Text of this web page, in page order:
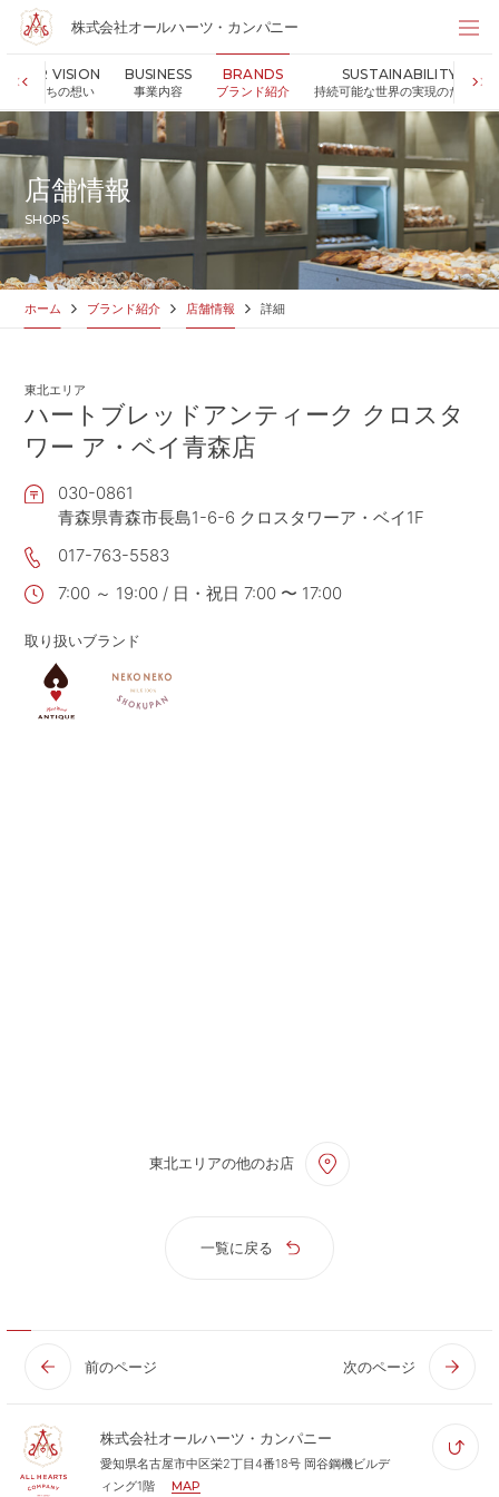
株式会社オールハーツ・カンパニー
OUR VISION
私たちの想い
BUSINESS
事業内容
BRANDS
ブランド紹介
SUSTAINABILITY
持続可能な世界の実現のために
株式会社オールハーツ・カンパニー
店舗検索
HOME
NEWS お知らせ
OUR VISION 私たちの想い
MESSAGE 代表メッセージ
VALUES
BUSINESS 事業内容
SHOP 店舗情報
SUSTAINABILITY 持続可能な世界の実現のために
APP
PRIVACY POLICY プライバシーポリシー
RECRUIT 2027
RECRUIT
店舗情報
SHOPS
ホーム ブランド紹介 店舗情報 詳細
東北エリア
ハートブレッドアンティーク クロスタ
ワー ア・ベイ青森店
030-0861
青森県青森市長島1-6-6 クロスタワーア・ベイ1F
017-763-5583
7:00 ～ 19:00 / 日・祝日 7:00 〜 17:00
取り扱いブランド
東北エリアの他のお店
一覧に戻る
前のページ 次のページ
株式会社オールハーツ・カンパニー
愛知県名古屋市中区栄2丁目4番18号 岡谷鋼機ビルデ
ィング1階
MAP